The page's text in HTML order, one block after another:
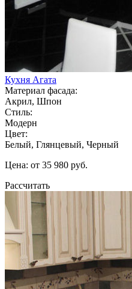
Кухня Агата
Материал фасада:
Акрил, Шпон
Стиль:
Модерн
Цвет:
Белый, Глянцевый, Черный
Цена: от 35 980 руб.
Рассчитать